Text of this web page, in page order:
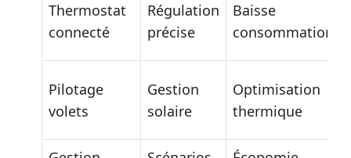
Thermostat
connecté
Régulation
précise
Baisse
consommation
Pilotage
volets
Gestion
solaire
Optimisation
thermique